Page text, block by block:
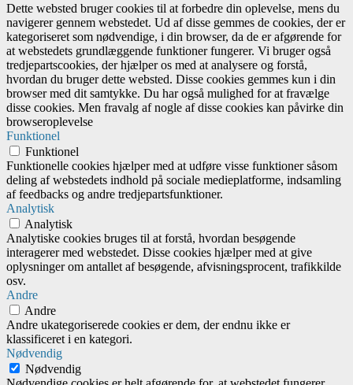
Dette websted bruger cookies til at forbedre din oplevelse, mens du
navigerer gennem webstedet. Ud af disse gemmes de cookies, der er
kategoriseret som nødvendige, i din browser, da de er afgørende for
at webstedets grundlæggende funktioner fungerer. Vi bruger også
tredjepartscookies, der hjælper os med at analysere og forstå,
hvordan du bruger dette websted. Disse cookies gemmes kun i din
browser med dit samtykke. Du har også mulighed for at fravælge
disse cookies. Men fravalg af nogle af disse cookies kan påvirke din
browseroplevelse
Funktionel
Funktionel
Funktionelle cookies hjælper med at udføre visse funktioner såsom
deling af webstedets indhold på sociale medieplatforme, indsamling
af feedbacks og andre tredjepartsfunktioner.
Analytisk
Analytisk
Analytiske cookies bruges til at forstå, hvordan besøgende
interagerer med webstedet. Disse cookies hjælper med at give
oplysninger om antallet af besøgende, afvisningsprocent, trafikkilde
osv.
Andre
Andre
Andre ukategoriserede cookies er dem, der endnu ikke er
klassificeret i en kategori.
Nødvendig
Nødvendig